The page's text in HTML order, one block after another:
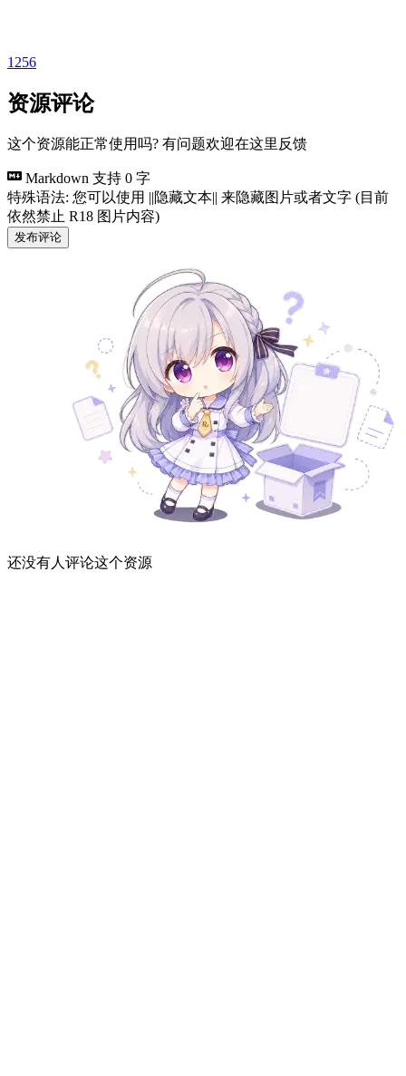
1256
资源评论
这个资源能正常使用吗? 有问题欢迎在这里反馈
Markdown 支持 0 字
特殊语法: 您可以使用 ||隐藏文本|| 来隐藏图片或者文字 (目前
依然禁止 R18 图片内容)
发布评论
还没有人评论这个资源